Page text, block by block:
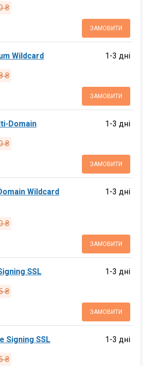
₴
ЗАМОВИТИ
Wildcard
₴
1-3 дні
ЗАМОВИТИ
Domain
₴
1-3 дні
ЗАМОВИТИ
Wildcard
₴
1-3 дні
ЗАМОВИТИ
SSL
₴
1-3 дні
ЗАМОВИТИ
Signing SSL
₴
1-3 дні